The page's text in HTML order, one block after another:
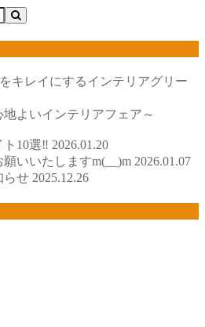
キレイにするインテリアグリー
よいインテリアフェア～
10選‼ 2026.01.20
いいたしますm(__)m 2026.01.07
らせ 2025.12.26